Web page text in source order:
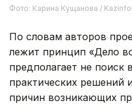
Фото: Карина Кущанова /
По словам авторов
лежит принцип «Дело
предполагает не поиск
практических решений
причин возникающих